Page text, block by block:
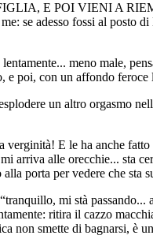
E POI VIENI A
se adesso fossi al posto
meno male,
poi, con un affondo feroce
un altro orgasmo
E le ha anche
arriva alle orecchie... sta
porta per vedere che sta
mi stà
ritira il cazzo
non smette di bagnarsi, è